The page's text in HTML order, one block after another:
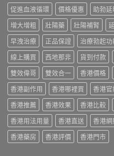
指
南〉
中
作
用
與
香
港
購
買
指
南〉
中
略：
印
度
版
Viagra
售
價
比
較、
正
貨
分
辨
與
購
買
指
版
價
格
2026：
香
港
哪
裡
買
最
划
算？
POXET-
60
與
原
廠
促進血液循環 價格優惠 助勃延
增大增粗
壯陽藥 壯陽補腎
早洩治療
正品保證 治療勃起功
線上購買
西地那非 貨到付款
雙效偉哥
雙效合一 香港價格
香港副作用
香港哪裡買 香港官
香港推薦
香港效果 香港比較
香港用法用量
香港直送 香港網
香港藥房
香港評價 香港門市